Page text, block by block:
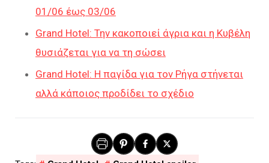
01/06 έως 03/06
Grand Hotel: Την κακοποιεί άγρια και η Κυβέλη
θυσιάζεται για να τη σώσει
Grand Hotel: Η παγίδα για τον Ρήγα στήνεται
αλλά κάποιος προδίδει το σχέδιο